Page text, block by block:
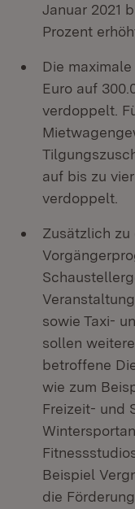
Januar 2021
Prozent
Die
Euro auf
verdoppelt.
auf bis zu
verdoppelt.
Zusätzlich zu
sowie Taxi-
sollen
betroffene
wie zum
Freizeit- und
Beispiel
die